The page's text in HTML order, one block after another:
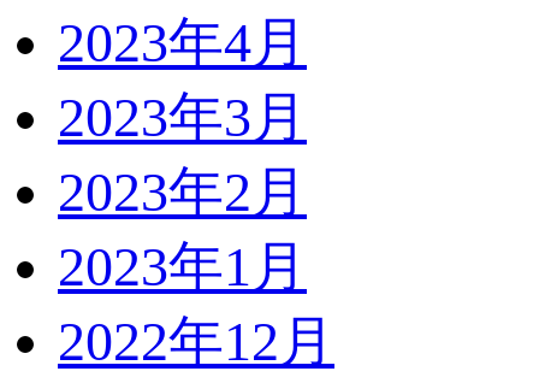
2023年4月
2023年3月
2023年2月
2023年1月
2022年12月